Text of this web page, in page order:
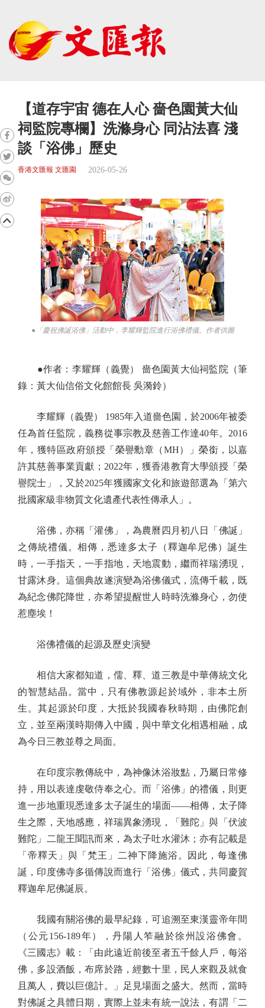
【道存宇宙 德在人心 嗇色園黃大仙
祠監院專欄】洗滌身心 同沾法喜 淺
談「浴佛」歷史
香港文匯報 文匯園 2026-05-26
●「慶祝佛誕浴佛」活動中，李耀輝監院進行浴佛禮儀。作者供圖
●作者：李耀輝（義覺） 嗇色園黃大仙祠監院（筆
錄：黃大仙信俗文化館館長 吳漪鈴）
李耀輝（義覺） 1985年入道嗇色園，於2006年被委
任為首任監院，義務從事宗教及慈善工作達40年。2016
年，獲特區政府頒授「榮譽勳章（MH）」榮銜，以嘉
許其慈善事業貢獻；2022年，獲香港教育大學頒授「榮
譽院士」，又於2025年獲國家文化和旅遊部選為「第六
批國家級非物質文化遺產代表性傳承人」。
浴佛，亦稱「灌佛」，為農曆四月初八日「佛誕」
之傳統禮儀。相傳，悉達多太子（釋迦牟尼佛）誕生
時，一手指天，一手指地，天地震動，繼而祥瑞湧現，
甘露沐身。這個典故遂演變為浴佛儀式，流傳千載，既
為紀念佛陀降世，亦希望提醒世人時時洗滌身心，勿使
惹塵埃！
浴佛禮儀的起源及歷史演變
相信大家都知道，儒、釋、道三教是中華傳統文化
的智慧結晶。當中，只有佛教源起於域外，非本土所
生。其起源於印度，大抵於我國春秋時期，由佛陀創
立，並至兩漢時期傳入中國，與中華文化相遇相融，成
為今日三教並尊之局面。
在印度宗教傳統中，為神像沐浴妝點，乃屬日常修
持，用以表達虔敬侍奉之心。而「浴佛」的禮儀，則更
進一步地重現悉達多太子誕生的場面——相傳，太子降
生之際，天地感應，祥瑞異象湧現，「難陀」與「伏波
難陀」二龍王聞訊而來，為太子吐水灌沐；亦有記載是
「帝釋天」與「梵王」二神下降施浴。因此，每逢佛
誕，印度佛寺多循傳說而進行「浴佛」儀式，共同慶賀
釋迦牟尼佛誕辰。
我國有關浴佛的最早紀錄，可追溯至東漢靈帝年間
（公元156-189年），丹陽人笮融於徐州設浴佛會。
《三國志》載：「由此遠近前後至者五千餘人戶，每浴
佛，多設酒飯，布席於路，經數十里，民人來觀及就食
且萬人，費以巨億計。」足見場面之盛大。然而，當時
對佛誕之具體日期，實際上並未有統一說法，有謂「二